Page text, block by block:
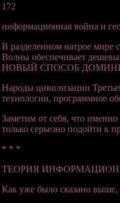
172
информационная война и
В разделенном натрое мире
Волны обеспечивает
НОВЫЙ СПОСОБ
Народы цивилизации
технологии, программное
Заметим от себя, что
только серьезно подойти к
* * *
ТЕОРИЯ
Как уже было сказано выше,